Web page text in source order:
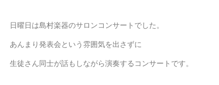
日曜日は島村楽器のサロンコンサートでした。
あんまり発表会という雰囲気を出さずに
生徒さん同士が話もしながら演奏するコンサートです。